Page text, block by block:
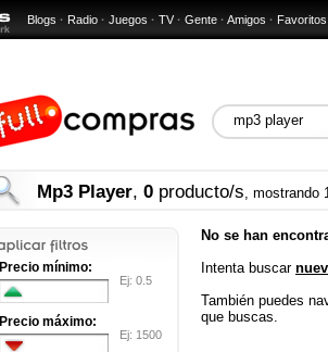
Blogs · Radio · Juegos · TV · Gente · Amigos · Favoritos
Mp3 Player, 0 producto/s, mostrando
Precio mínimo:
Ej: 0.5
Precio máximo:
Ej: 1500
No se han
Intenta buscar
También puedes
que buscas.